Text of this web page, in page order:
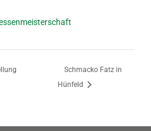
Schmacko Fatz in
Hünfeld